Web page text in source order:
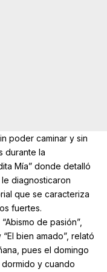
poder caminar y sin
durante la
Mía” donde detalló
diagnosticaron
que se caracteriza
fuertes.
de pasión”,
bien amado”, relató
pues el domingo
y cuando